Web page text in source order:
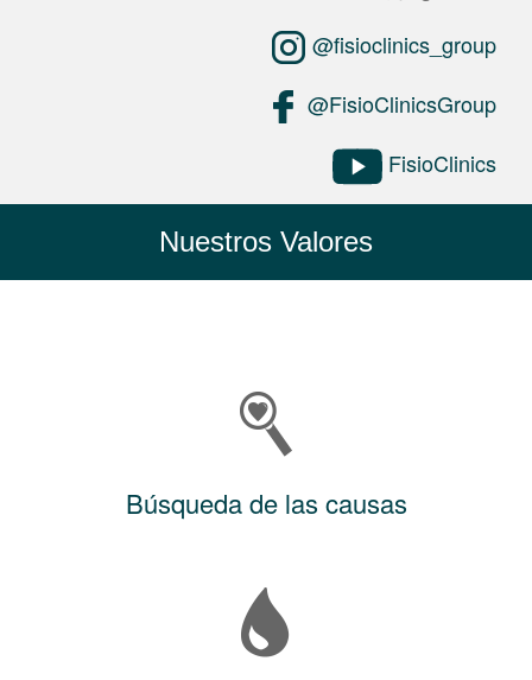
@fisioclinics_group
@FisioClinicsGroup
FisioClinics
Nuestros Valores
Búsqueda de las causas